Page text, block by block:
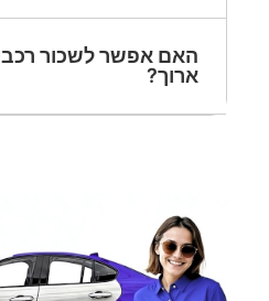
האם אפשר לשכור רכבי
ארוך?